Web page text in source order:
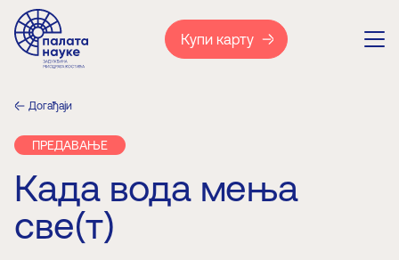
Купи карту
Догађаји
ПРЕДАВАЊЕ
Када вода мења
све(т)